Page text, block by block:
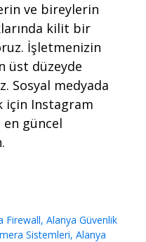
ve bireylerin
kilit bir
İşletmenizin
üst düzeyde
. Sosyal medyada
için Instagram
en güncel
Firewall, Alanya Güvenlik
Sistemleri, Alanya